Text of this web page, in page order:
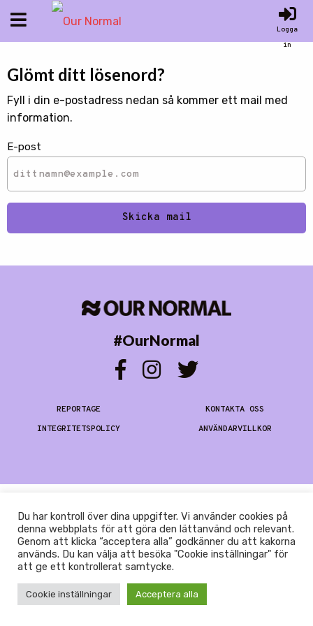
Logga
in
Glömt ditt lösenord?
Fyll i din e-postadress nedan så kommer ett mail med
information.
E-post
#OurNormal
REPORTAGE
INTEGRITETSPOLICY
KONTAKTA OSS
ANVÄNDARVILLKOR
Du har kontroll över dina uppgifter. Vi använder cookies på
denna webbplats för att göra den lättanvänd och relevant.
Genom att klicka “acceptera alla” godkänner du att kakorna
används. Du kan välja att besöka "Cookie inställningar" för
att ge ett kontrollerat samtycke.
Cookie inställningar Acceptera alla